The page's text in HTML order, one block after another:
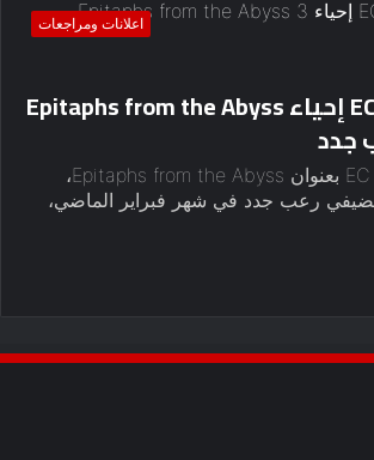
اعلانات ومراجعات
تقدم EC Comics إحياء Epitaphs from the Abyss
يتم إحياء EC Comics بعنوان Epitaphs from the Abyss،
مضيفي رعب جدد في شهر فبراير الماضي،